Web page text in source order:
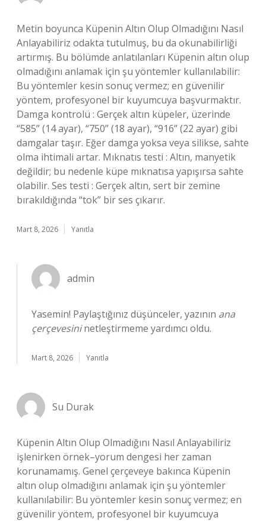
Metin boyunca Küpenin Altın Olup Olmadığını Nasıl
Anlayabiliriz odakta tutulmuş, bu da okunabilirliği
artırmış. Bu bölümde anlatılanları Küpenin altın olup
olmadığını anlamak için şu yöntemler kullanılabilir:
Bu yöntemler kesin sonuç vermez; en güvenilir
yöntem, profesyonel bir kuyumcuya başvurmaktır.
Damga kontrolü : Gerçek altın küpeler, üzerinde
“585” (14 ayar), “750” (18 ayar), “916” (22 ayar) gibi
damgalar taşır. Eğer damga yoksa veya silikse, sahte
olma ihtimali artar. Mıknatıs testi : Altın, manyetik
değildir; bu nedenle küpe mıknatısa yapışırsa sahte
olabilir. Ses testi : Gerçek altın, sert bir zemine
bırakıldığında “tok” bir ses çıkarır.
Mart 8, 2026 Yanıtla
admin
Yasemin! Paylaştığınız düşünceler, yazının ana
çerçevesininetleştirmeme yardımcı oldu.
Mart 8, 2026 Yanıtla
Su Durak
Küpenin Altın Olup Olmadığını Nasıl Anlayabiliriz
işlenirken örnek–yorum dengesi her zaman
korunamamış. Genel çerçeveye bakınca Küpenin
altın olup olmadığını anlamak için şu yöntemler
kullanılabilir: Bu yöntemler kesin sonuç vermez; en
güvenilir yöntem, profesyonel bir kuyumcuya